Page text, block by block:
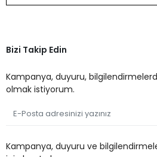
Bizi Takip Edin
Kampanya, duyuru,
olmak istiyorum.
Kampanya, duyuru ve